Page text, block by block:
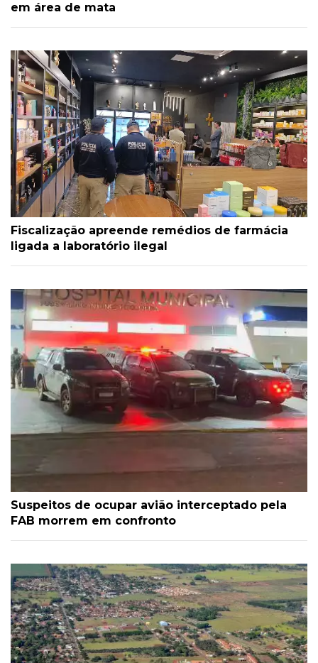
em área de mata
Fiscalização apreende remédios de farmácia
ligada a laboratório ilegal
Suspeitos de ocupar avião interceptado pela
FAB morrem em confronto